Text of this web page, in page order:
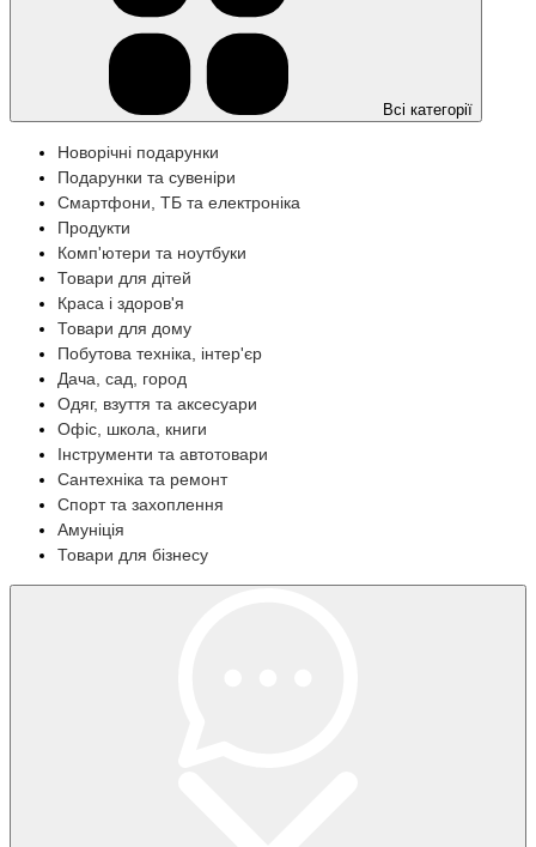
Всі категорії
Новорічні подарунки
Подарунки та сувеніри
Смартфони, ТБ та електроніка
Продукти
Комп'ютери та ноутбуки
Товари для дітей
Краса і здоров'я
Товари для дому
Побутова техніка, інтер'єр
Дача, сад, город
Одяг, взуття та аксесуари
Офіс, школа, книги
Інструменти та автотовари
Сантехніка та ремонт
Спорт та захоплення
Амуніція
Товари для бізнесу